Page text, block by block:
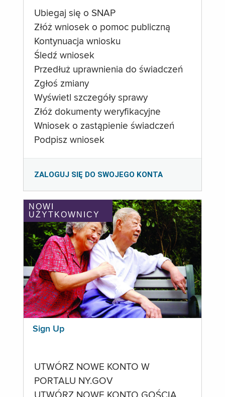
Ubiegaj się o SNAP
Złóż wniosek o pomoc publiczną
Kontynuacja wniosku
Śledź wniosek
Przedłuż uprawnienia do świadczeń
Zgłoś zmiany
Wyświetl szczegóły sprawy
Złóż dokumenty weryfikacyjne
Wniosek o zastąpienie świadczeń
Podpisz wniosek
ZALOGUJ SIĘ DO SWOJEGO KONTA
NOWI
UŻYTKOWNICY
Sign Up
UTWÓRZ NOWE KONTO W
PORTALU NY.GOV